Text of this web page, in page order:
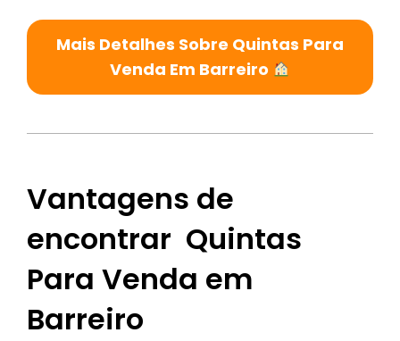
Mais Detalhes Sobre Quintas Para
Venda Em Barreiro
Vantagens de
encontrar Quintas
Para Venda em
Barreiro